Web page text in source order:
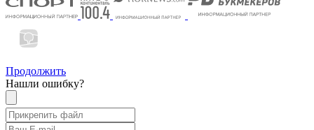
Продолжить
Нашли ошибку?